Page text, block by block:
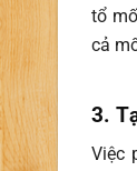
tổ
cả
3.
Việc